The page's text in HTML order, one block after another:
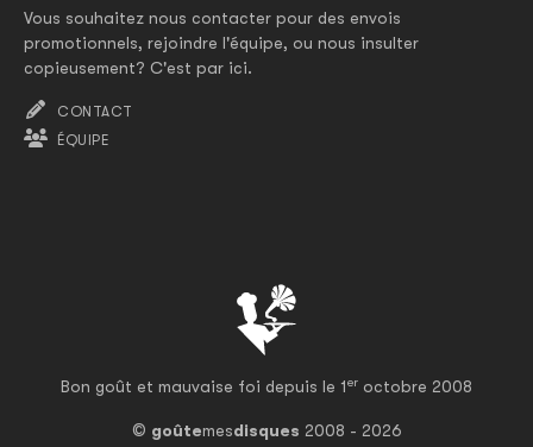
Bon goût et mauvaise foi depuis le 1er octobre 2008
© goûtemesdisques 2008 - 2026
Vous souhaitez nous contacter pour des envois
promotionnels, rejoindre l'équipe, ou nous insulter
copieusement? C'est par ici.
CONTACT
ÉQUIPE